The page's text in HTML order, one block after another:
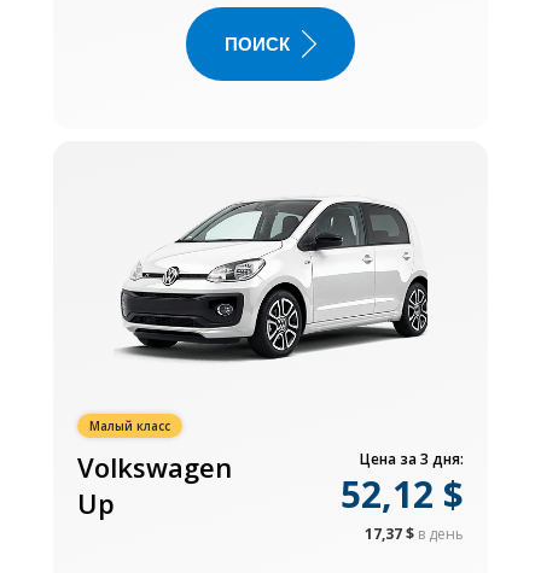
ПОИСК
Малый класс
Volkswagen
Up
Цена за 3 дня:
52,12 $
17,37 $ в день